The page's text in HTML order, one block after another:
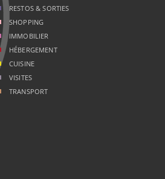
RESTOS & SORTIES
SHOPPING
IMMOBILIER
HÉBERGEMENT
CUISINE
VISITES
TRANSPORT